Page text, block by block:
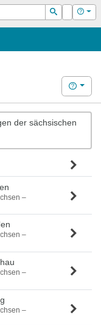
Suchen
Login Hilfe
Hilfe
der sächsischen
–
–
–
–